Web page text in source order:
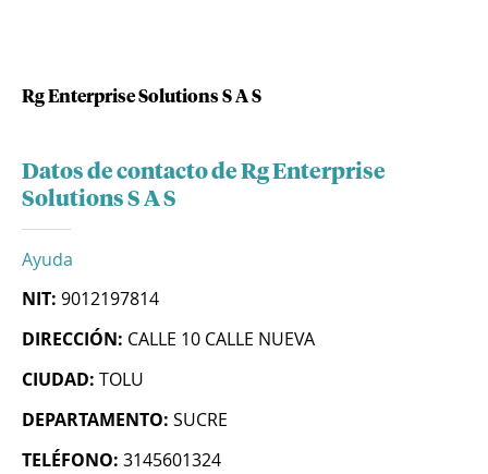
Rg Enterprise Solutions S A S
Datos de contacto de Rg Enterprise
Solutions S A S
Ayuda
NIT: 9012197814
DIRECCIÓN: CALLE 10 CALLE NUEVA
CIUDAD: TOLU
DEPARTAMENTO: SUCRE
TELÉFONO: 3145601324